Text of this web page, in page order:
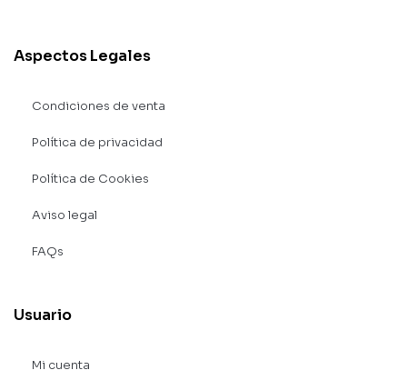
Aspectos Legales
Condiciones de venta
Política de privacidad
Política de Cookies
Aviso legal
FAQs
Usuario
Mi cuenta